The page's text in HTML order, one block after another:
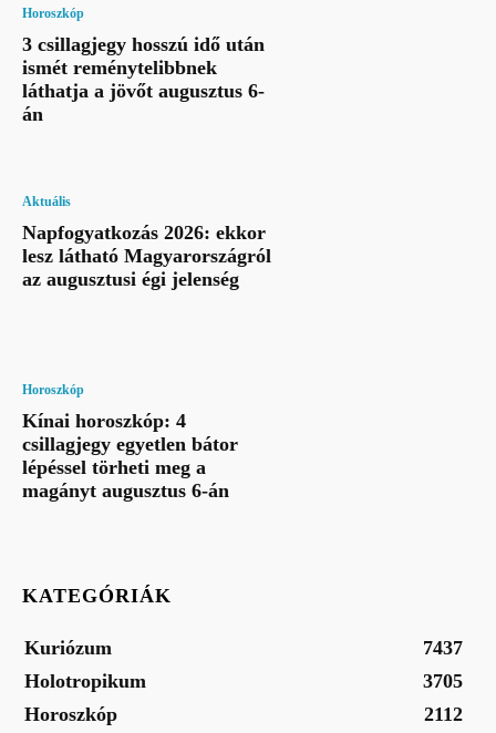
Horoszkóp
3 csillagjegy hosszú idő után
ismét reménytelibbnek
láthatja a jövőt augusztus 6-
án
Aktuális
Napfogyatkozás 2026: ekkor
lesz látható Magyarországról
az augusztusi égi jelenség
Horoszkóp
Kínai horoszkóp: 4
csillagjegy egyetlen bátor
lépéssel törheti meg a
magányt augusztus 6-án
KATEGÓRIÁK
Kuriózum
7437
Holotropikum
3705
Horoszkóp
2112